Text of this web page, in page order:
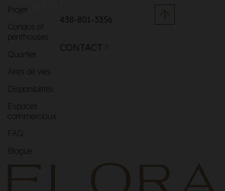
Projet
Condos et
penthouses
Quartier
Aires de vies
Disponibilités
Espaces
commerciaux
FAQ
Blogue
438-801-3356
CONTACT